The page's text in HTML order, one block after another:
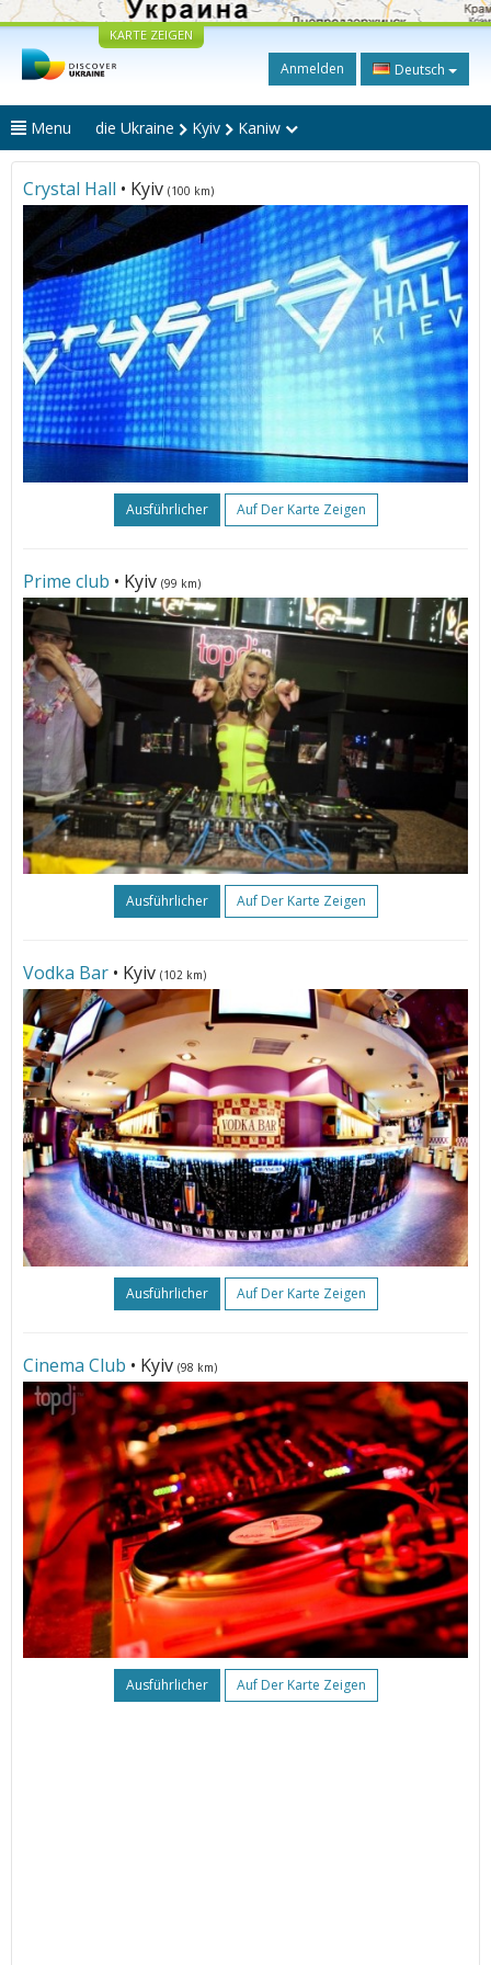
KARTE ZEIGEN
Anmelden Deutsch
Menu die Ukraine Kyiv Kaniw
Crystal Hall • Kyiv (100 km)
Ausführlicher Auf Der Karte Zeigen
Prime club • Kyiv (99 km)
Ausführlicher Auf Der Karte Zeigen
Vodka Bar • Kyiv (102 km)
Ausführlicher Auf Der Karte Zeigen
Cinema Club • Kyiv (98 km)
Ausführlicher Auf Der Karte Zeigen